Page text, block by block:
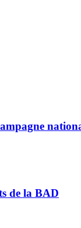
de la BAD